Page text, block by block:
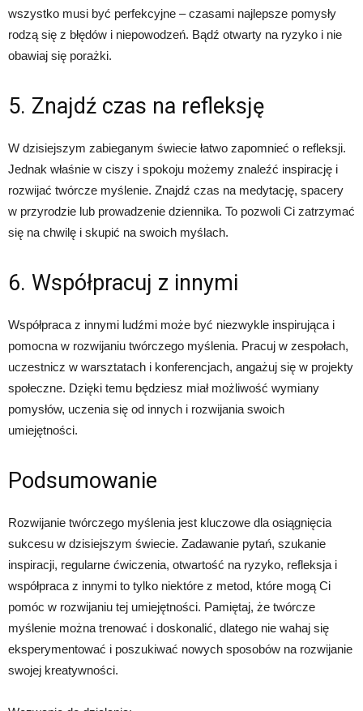
wszystko musi być perfekcyjne – czasami najlepsze pomysły
rodzą się z błędów i niepowodzeń. Bądź otwarty na ryzyko i nie
obawiaj się porażki.
5. Znajdź czas na refleksję
W dzisiejszym zabieganym świecie łatwo zapomnieć o refleksji.
Jednak właśnie w ciszy i spokoju możemy znaleźć inspirację i
rozwijać twórcze myślenie. Znajdź czas na medytację, spacery
w przyrodzie lub prowadzenie dziennika. To pozwoli Ci zatrzymać
się na chwilę i skupić na swoich myślach.
6. Współpracuj z innymi
Współpraca z innymi ludźmi może być niezwykle inspirująca i
pomocna w rozwijaniu twórczego myślenia. Pracuj w zespołach,
uczestnicz w warsztatach i konferencjach, angażuj się w projekty
społeczne. Dzięki temu będziesz miał możliwość wymiany
pomysłów, uczenia się od innych i rozwijania swoich
umiejętności.
Podsumowanie
Rozwijanie twórczego myślenia jest kluczowe dla osiągnięcia
sukcesu w dzisiejszym świecie. Zadawanie pytań, szukanie
inspiracji, regularne ćwiczenia, otwartość na ryzyko, refleksja i
współpraca z innymi to tylko niektóre z metod, które mogą Ci
pomóc w rozwijaniu tej umiejętności. Pamiętaj, że twórcze
myślenie można trenować i doskonalić, dlatego nie wahaj się
eksperymentować i poszukiwać nowych sposobów na rozwijanie
swojej kreatywności.